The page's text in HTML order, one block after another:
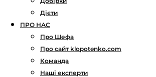
Дієти
ПРО НАС
Про Шефа
Про сайт klopotenko.com
Команда
Наші експерти